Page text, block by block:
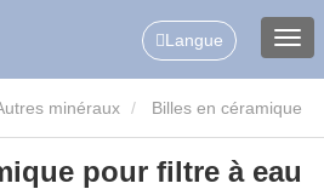
Langue
minéraux Billes en céramique
pour filtre à eau zéolite
pour filtre à eau